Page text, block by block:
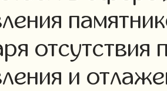
отсутствия
и